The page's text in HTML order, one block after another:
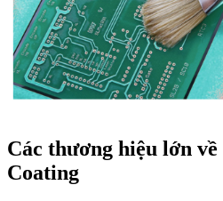
Các thương hiệu lớn
Coating